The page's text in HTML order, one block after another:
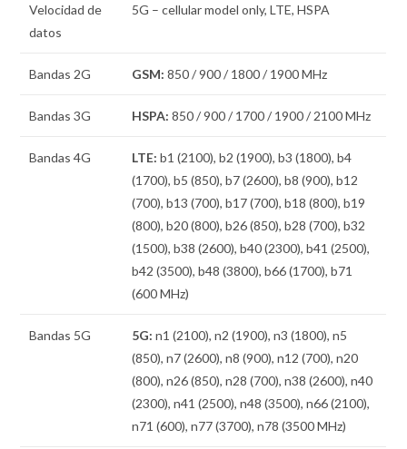
Velocidad de
datos
5G – cellular model only, LTE, HSPA
Bandas 2G GSM: 850 / 900 / 1800 / 1900 MHz
Bandas 3G HSPA: 850 / 900 / 1700 / 1900 / 2100 MHz
Bandas 4G LTE: b1 (2100), b2 (1900), b3 (1800), b4
(1700), b5 (850), b7 (2600), b8 (900), b12
(700), b13 (700), b17 (700), b18 (800), b19
(800), b20 (800), b26 (850), b28 (700), b32
(1500), b38 (2600), b40 (2300), b41 (2500),
b42 (3500), b48 (3800), b66 (1700), b71
(600 MHz)
Bandas 5G 5G: n1 (2100), n2 (1900), n3 (1800), n5
(850), n7 (2600), n8 (900), n12 (700), n20
(800), n26 (850), n28 (700), n38 (2600), n40
(2300), n41 (2500), n48 (3500), n66 (2100),
n71 (600), n77 (3700), n78 (3500 MHz)